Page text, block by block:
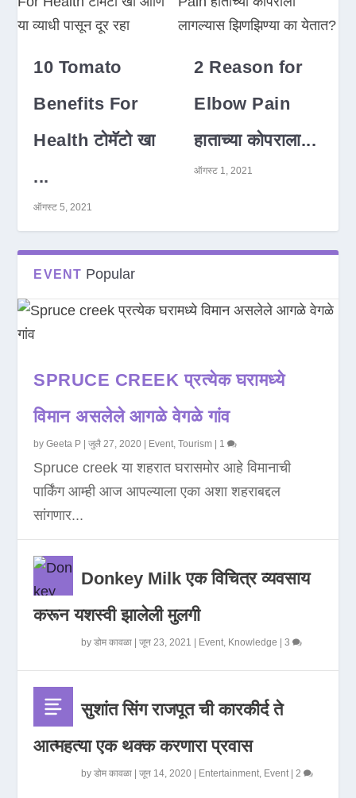
10 Tomato
Benefits For
Health टोमॅटो खा
...
ऑगस्ट 5, 2021
2 Reason for
Elbow Pain
हाताच्या कोपराला...
ऑगस्ट 1, 2021
EVENT Popular
SPRUCE CREEK प्रत्येक घरामध्ये
विमान असलेले आगळे वेगळे गांव
byGeeta P |जुलै 27, 2020 Event,Tourism 1
Spruce creek या शहरात घरासमोर आहे विमानाची
पार्किंग आम्ही आज आपल्याला एका अशा शहराबद्दल
सांगणार...
Donkey Milk एक विचित्र व्यवसाय
करून यशस्वी झालेली मुलगी
byडोम कावळा |जून 23, 2021 Event, Knowledge |3
सुशांत सिंग राजपूत ची कारकीर्द ते
आत्महत्या एक थक्क करणारा प्रवास
byडोम कावळा |जून 14, 2020 Entertainment, Event|2